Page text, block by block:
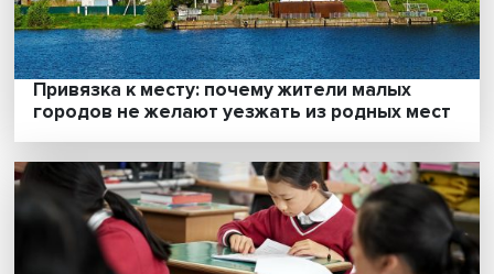
Привязка к месту: почему жители малых
городов не желают уезжать из родных